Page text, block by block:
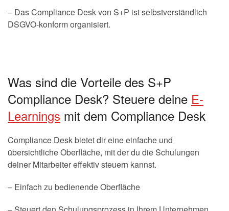
– Das Compliance Desk von S+P ist selbstverständlich
DSGVO-konform organisiert.
Was sind die Vorteile des S+P
Compliance Desk? Steuere deine E-
Learnings mit dem Compliance Desk
Compliance Desk bietet dir eine einfache und
übersichtliche Oberfläche, mit der du die Schulungen
deiner Mitarbeiter effektiv steuern kannst.
– Einfach zu bedienende Oberfläche